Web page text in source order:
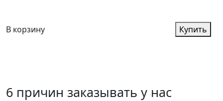
В корзину Купить
6 причин заказывать у нас